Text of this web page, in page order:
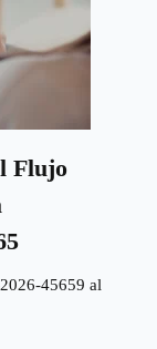
Flujo
45659 al